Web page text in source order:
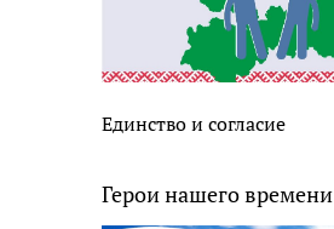
Единство и согласие
Герои нашего времени